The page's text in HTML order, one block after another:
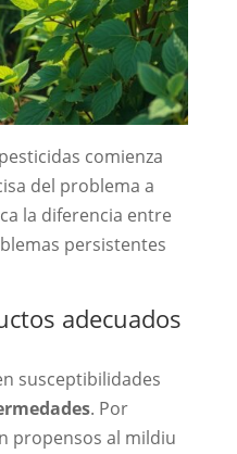
comienza
del problema a
la diferencia entre
persistentes
adecuados
susceptibilidades
. Por
propensos al mildiu